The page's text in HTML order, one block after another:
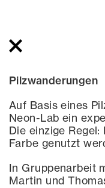
Pilzwanderungen
Auf Basis eines
Neon-Lab ein
Die einzige
Farbe genutzt
In Gruppenarbeit
Martin und